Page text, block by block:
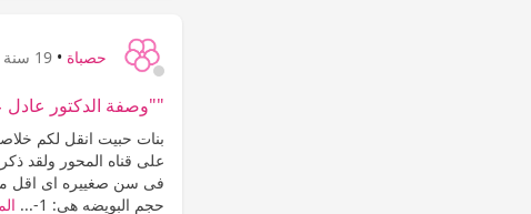
حصباة • 19 سنة
""وصفة الدكتور عادل
بنات حبيت انقل لكم
على قناه المحور ولقد
حجم البويضه هى: 1-...